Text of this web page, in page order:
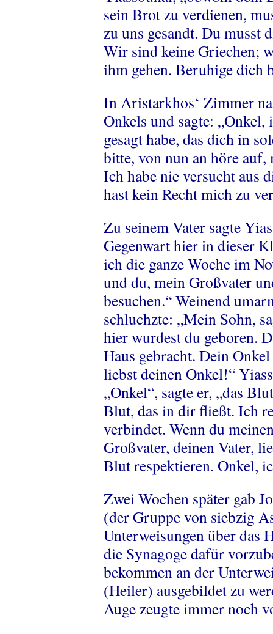
sein Brot zu verdienen,
zu uns gesandt. Du musst
Wir sind keine Griechen;
ihm gehen. Beruhige dich
In Aristarkhos‘ Zimmer
Onkels und sagte:
gesagt habe, das dich in
bitte, von nun an höre
Ich habe nie versucht aus
hast kein Recht mich zu
Zu seinem Vater sagte
Gegenwart hier in dieser
ich die ganze Woche im
und du, mein Großvater
besuchen.“ Weinend
schluchzte: „Mein Sohn,
hier wurdest du geboren.
Haus gebracht. Dein
liebst deinen Onkel!“
„Onkel“, sagte er, „das
Blut, das in dir fließt. Ich
verbindet. Wenn du
Großvater, deinen Vater,
Blut respektieren. Onkel,
Zwei Wochen später gab
(der Gruppe von siebzig
Unterweisungen über das
die Synagoge dafür
bekommen an der
(Heiler) ausgebildet zu
Auge zeugte immer noch